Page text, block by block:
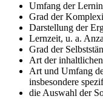
Umfang der
Grad der
Darstellung der
Lernzeit, u. a.
Grad der
Art der
Art und Umfang
insbesondere
die Auswahl der